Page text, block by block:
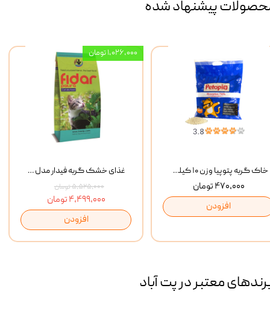
پیشنهاد شده
غذای خشک گربه فیدار مدل Adult وزن 10 کیلوگرم
۵,۵۲۵,۰۰۰ تومان
۴,۴۹۹,۰۰۰ تومان
افزودن
۱,۰۲۶,۰۰۰ تومان
خاک گربه پتوپیا وزن ۱۰ کیلوگرم
۴۷۰,۰۰۰ تومان
افزودن
معتبر در پت آباد